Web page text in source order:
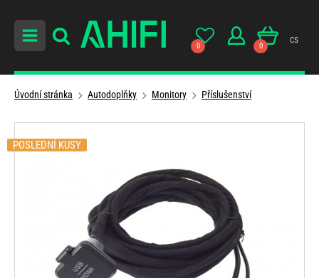
0 0
cs
Úvodní stránka Autodoplňky Monitory Příslušenství
POSLEDNÍ KUSY